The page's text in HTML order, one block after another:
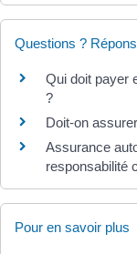
Questions ?
Qui doit payer
?
Doit-on
Assurance
responsabilité
Pour en savoir plus